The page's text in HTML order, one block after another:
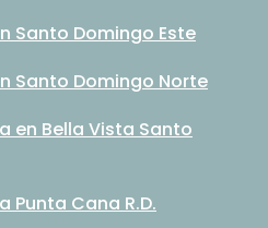
Santo Domingo Este
Santo Domingo Norte
en Bella Vista Santo
Cana R.D.